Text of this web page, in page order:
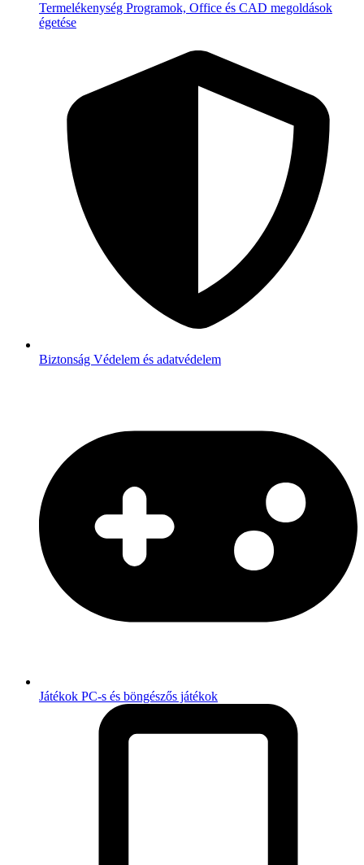
Termelékenység Programok, Office és CAD megoldások
égetése
Biztonság Védelem és adatvédelem
Játékok PC-s és böngészős játékok